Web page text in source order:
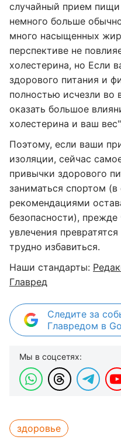
случайный прием пищи
немного больше
много насыщенных
перспективе не
холестерина, но Если
здорового питания и
полностью исчезли во
оказать большое
холестерина и ваш
Поэтому, если ваши
изоляции, сейчас
привычки здорового
заниматься спортом (в
рекомендациями
безопасности),
увлечения
трудно избавиться.
Наши стандарты:
Главред
Следите за
Главредом в
Мы в соцсетях:
здоровье